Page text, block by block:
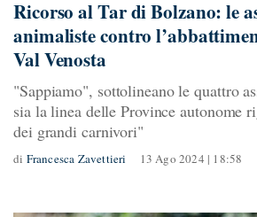
Ricorso al Tar di Bolzano: le
animaliste contro
Val Venosta
"Sappiamo", sottolineano le quattro
sia la linea delle Province autonome
dei grandi carnivori"
di Francesca Zavettieri 13 Ago 2024 | 18:58